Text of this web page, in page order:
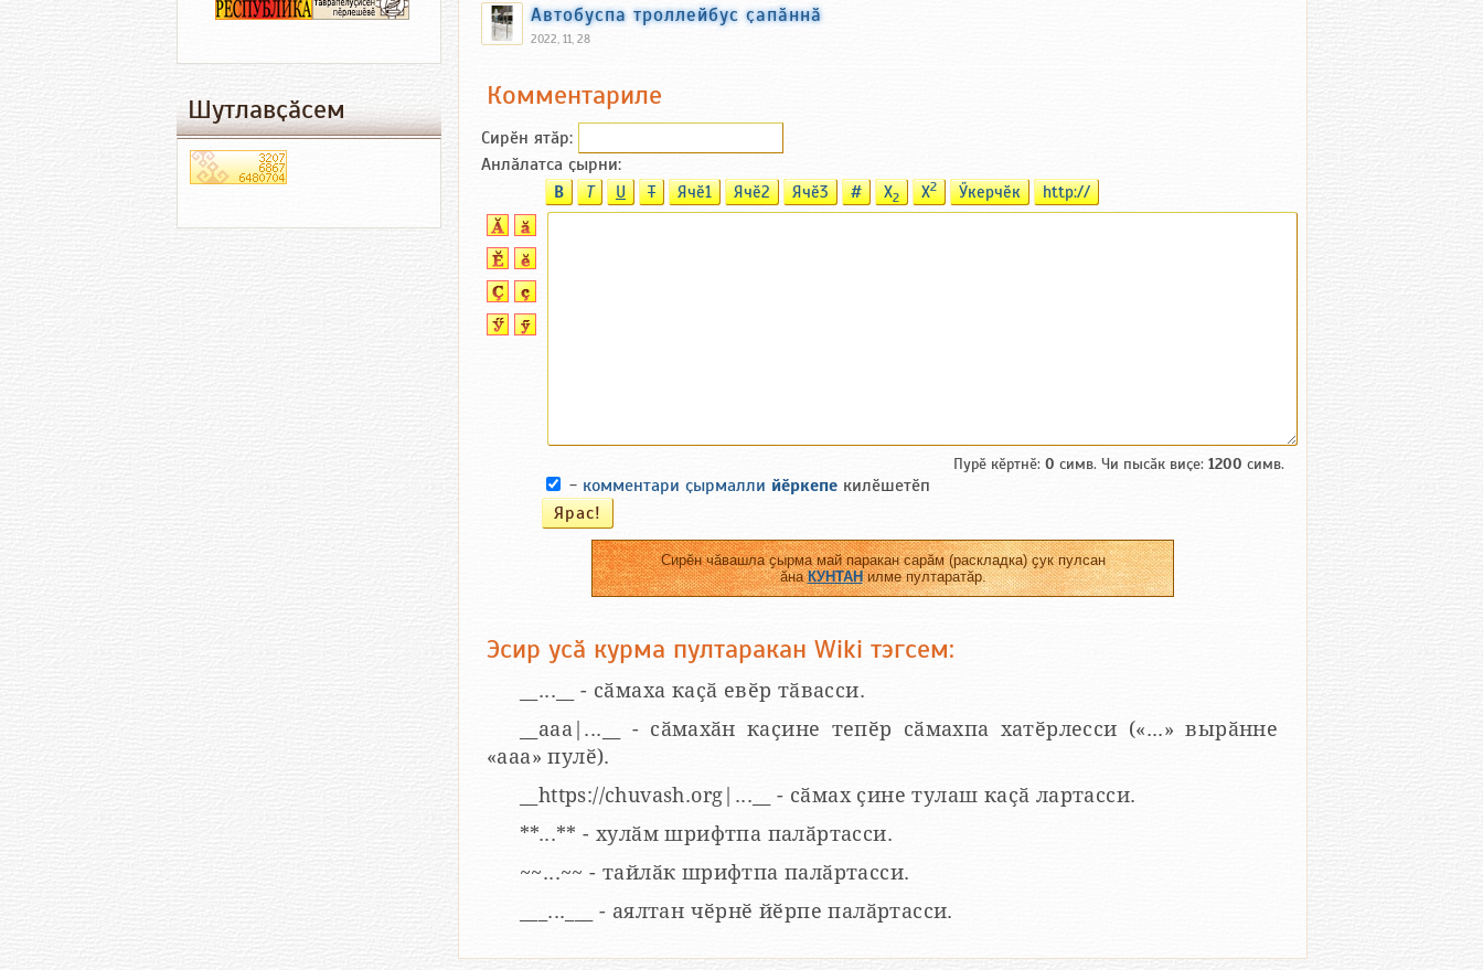
Автобуспа троллейбус ҫапӑннӑ
2022, 11, 28
Комментариле
Сирӗн ятӑp:
Анлӑлатса ҫырни:
B T U T Ячӗ1 Ячӗ2 Ячӗ3 # X2 X2 Ӳкерчӗк http://
Пурӗ кӗртнӗ: 0 симв. Чи пысӑк виҫе: 1200 симв.
- комментари ҫырмалли йӗркепе килӗшетӗп
Сирӗн чӑвашла ҫырма май паракан сарӑм (раскладка) ҫук пулсан
ӑнаКУНТАНилме пултаратӑр.
Эсир усӑ курма пултаракан Wiki тэгсем:
__...__ - сӑмаха каҫӑ евӗр тӑвасси.
__aaa|...__ - сӑмахӑн каҫине тепӗр сӑмахпа хатӗрлесси («...» вырӑнне
«ааа» пулӗ).
__https://chuvash.org|...__ - сӑмах ҫине тулаш каҫӑ лартасси.
**...** - хулӑм шрифтпа палӑртасси.
~~...~~ - тайлӑк шрифтпа палӑртасси.
___...___ - аялтан чӗрнӗ йӗрпе палӑртасси.
Шутлавҫӑсем